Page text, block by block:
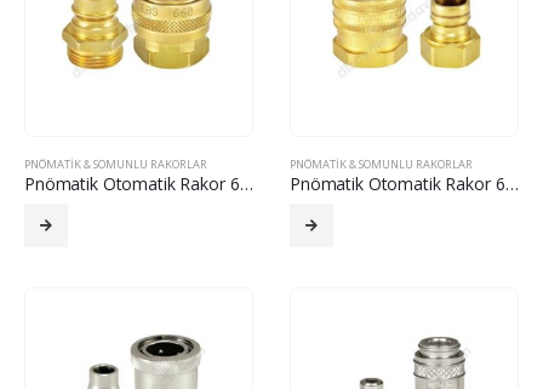
PNÖMATIK & SOMUNLU RAKORLAR
Pnömatik Otomatik Rakor 660
PNÖMATIK & SOMUNLU RAKORLAR
Pnömatik Otomatik Rakor 661